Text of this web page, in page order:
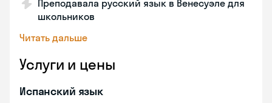
Преподавала русский язык в Венесуэле для
школьников
Читать дальше
Услуги и цены
Испанский язык